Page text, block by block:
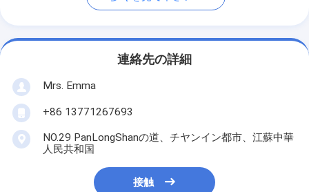
連絡先の詳細
Mrs. Emma
+86 13771267693
NO.29 PanLongShanの道、チヤンイン都市、江蘇中華
人民共和国
接触